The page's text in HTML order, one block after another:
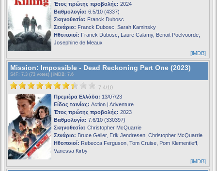
Έτος πρώτης προβολής: 2024
Βαθμολογία: 6.5/10 (4337)
Σκηνοθεσία: Franck Dubosc
Σενάριο: Franck Dubosc, Sarah Kaminsky
Ηθοποιοί: Franck Dubosc, Laure Calamy, Benoit Poelvoorde,
Josephine de Meaux
[iMDB]
Mission: Impossible - Dead Reckoning Part One (2023)
S4F : 7.3 (73 votes) | iMDB: 7.6
7.4/10
Πρεμιέρα Ελλάδα: 13/07/23
Είδος ταινίας: Action | Adventure
Έτος πρώτης προβολής: 2023
Βαθμολογία: 7.6/10 (330397)
Σκηνοθεσία: Christopher McQuarrie
Σενάριο: Bruce Geller, Erik Jendresen, Christopher McQuarrie
Ηθοποιοί: Rebecca Ferguson, Tom Cruise, Pom Klementieff,
Vanessa Kirby
[iMDB]